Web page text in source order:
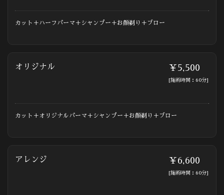
カット＋ハーフパーマ＋シャンプー＋お顔剃り＋ブロー
オリジナル ￥5,500
[施術時間：60分]
カット＋オリジナルパーマ＋シャンプー＋お顔剃り＋ブロー
アレンジ ￥6,600
[施術時間：60分]